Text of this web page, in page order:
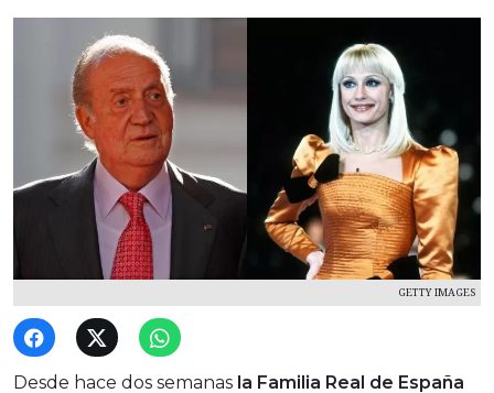
GETTY IMAGES
Desde hace dos semanas la Familia Real de España